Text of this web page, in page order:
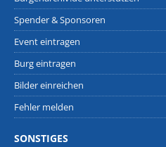
Spender & Sponsoren
Event eintragen
Burg eintragen
Bilder einreichen
Fehler melden
SONSTIGES